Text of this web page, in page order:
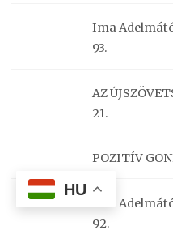
Ima
93.
AZ
21.
POZITÍV
Ima
92.
HU